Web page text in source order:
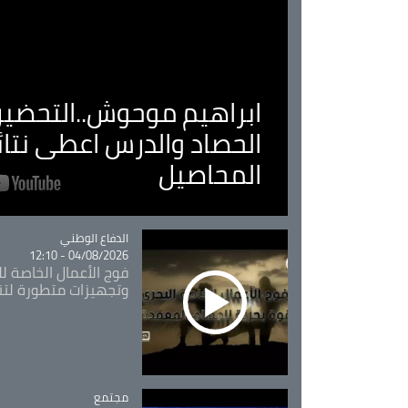
ابراهيم
الحصاد والدرس اعطى
المحاصيل
Catégorie
الدفاع الوطني
04/08/2026 - 12:10
فوج الأعمال الخاصة
وتجهيزات متطورة
Catégorie
مجتمع